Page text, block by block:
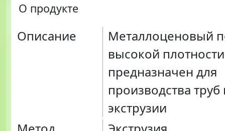
О продукте
Описание
Металлоценовый
высокой
предназначен для
производства
экструзии